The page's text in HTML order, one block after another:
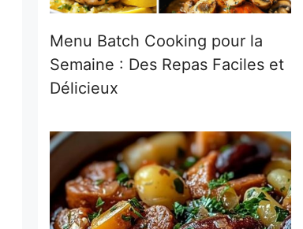
Menu Batch Cooking pour la
Semaine : Des Repas Faciles et
Délicieux